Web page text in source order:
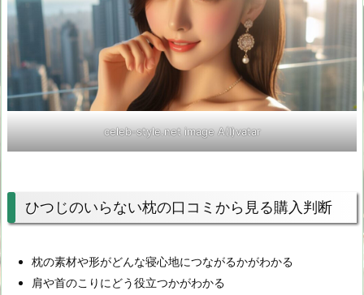
celeb-style.net image A(I)vatar
ひつじのいらない枕の口コミから見る購入判断
枕の素材や形がどんな寝心地につながるかがわかる
肩や首のこりにどう役立つかがわかる